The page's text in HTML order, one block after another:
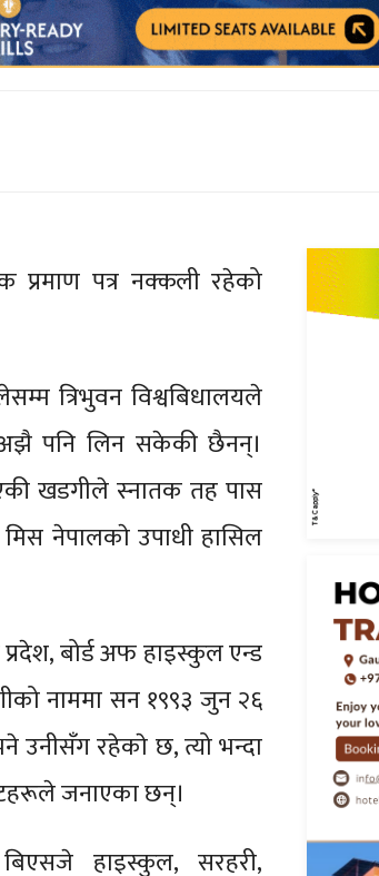
प्रमाण पत्र नक्कली रहेको
त्रिभुवन विश्वबिधालयले
अझै पनि लिन सकेकी छैनन्।
खडगीले स्नातक तह पास
नेपालकाे उपाधी हासिल
बोर्ड अफ हाइस्कुल एन्ड
नाममा सन १९९३ जुन २६
उनीसँग रहेकाे छ, त्यो भन्दा
जनाएका छन्।
हाइस्कुल, सरहरी,